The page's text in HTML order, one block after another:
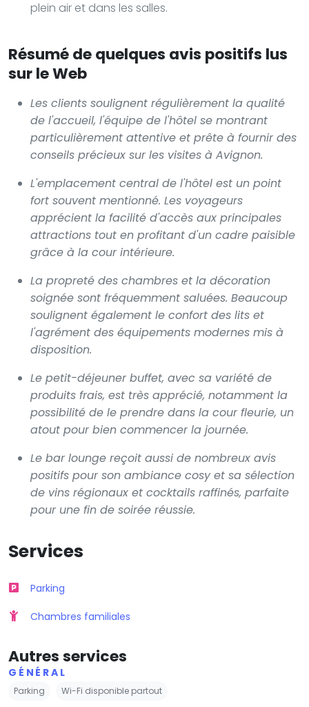
plein air et dans les salles.
Résumé de quelques avis positifs lus
sur le Web
Les clients soulignent régulièrement la qualité
de l'accueil, l'équipe de l'hôtel se montrant
particulièrement attentive et prête à fournir des
conseils précieux sur les visites à Avignon.
L'emplacement central de l'hôtel est un point
fort souvent mentionné. Les voyageurs
apprécient la facilité d'accès aux principales
attractions tout en profitant d'un cadre paisible
grâce à la cour intérieure.
La propreté des chambres et la décoration
soignée sont fréquemment saluées. Beaucoup
soulignent également le confort des lits et
l'agrément des équipements modernes mis à
disposition.
Le petit-déjeuner buffet, avec sa variété de
produits frais, est très apprécié, notamment la
possibilité de le prendre dans la cour fleurie, un
atout pour bien commencer la journée.
Le bar lounge reçoit aussi de nombreux avis
positifs pour son ambiance cosy et sa sélection
de vins régionaux et cocktails raffinés, parfaite
pour une fin de soirée réussie.
Services
Parking
Chambres familiales
Autres services
GÉNÉRAL
Parking Wi-Fi disponible partout